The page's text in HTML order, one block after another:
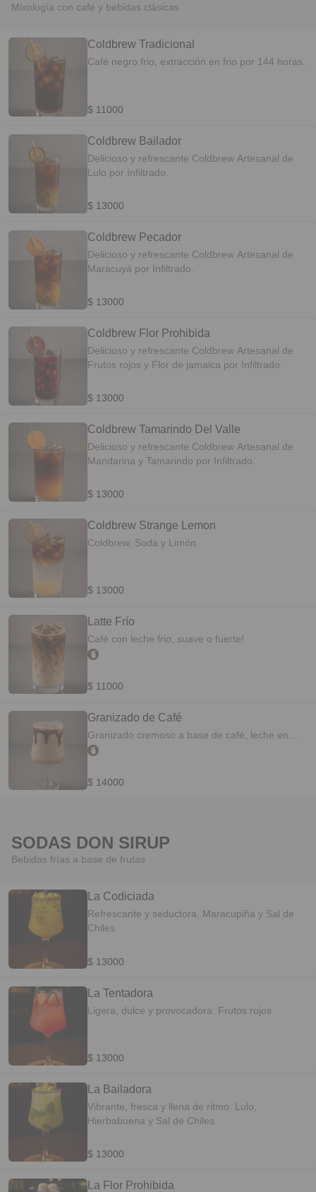
Mixología con café y bebidas clásicas
Coldbrew Tradicional
Café negro frio, extracción en frio por 144 horas.
$ 11000
Coldbrew Bailador
Delicioso y refrescante Coldbrew Artesanal de
Lulo por Infiltrado.
$ 13000
Coldbrew Pecador
Delicioso y refrescante Coldbrew Artesanal de
Maracuyá por Infiltrado.
$ 13000
Coldbrew Flor Prohibida
Delicioso y refrescante Coldbrew Artesanal de
Frutos rojos y Flor de jamaica por Infiltrado.
$ 13000
Coldbrew Tamarindo Del Valle
Delicioso y refrescante Coldbrew Artesanal de
Mandarina y Tamarindo por Infiltrado.
$ 13000
Coldbrew Strange Lemon
Coldbrew, Soda y Limón.
$ 13000
Latte Frío
Café con leche frio, suave o fuerte!
$ 11000
Granizado de Café
Granizado cremoso a base de café, leche en
polvo, azúcar y hielo.
$ 14000
SODAS DON SIRUP
Bebidas frías a base de frutas
La Codiciada
Refrescante y seductora. Maracupiña y Sal de
Chiles.
$ 13000
La Tentadora
Ligera, dulce y provocadora. Frutos rojos
$ 13000
La Bailadora
Vibrante, fresca y llena de ritmo. Lulo,
Hierbabuena y Sal de Chiles.
$ 13000
La Flor Prohibida